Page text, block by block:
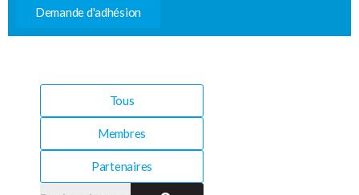
Demande d'adhésion
Tous
Membres
Partenaires